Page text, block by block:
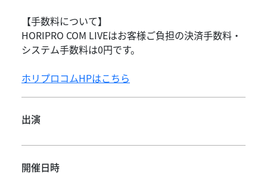
【手数料について】
HORIPRO COM LIVEはお客様ご負担の決済手数料・
システム手数料は0円です。
ホリプロコムHPはこちら
出演
開催日時